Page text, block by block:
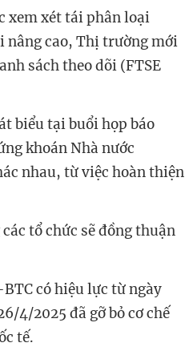
xem xét tái phân loại
cao, Thị trường mới
sách theo dõi (FTSE
biểu tại buổi họp báo
khoán Nhà nước
nhau, từ việc hoàn thiện
tổ chức sẽ đồng thuận
có hiệu lực từ ngày
4/2025 đã gỡ bỏ cơ chế
tế.